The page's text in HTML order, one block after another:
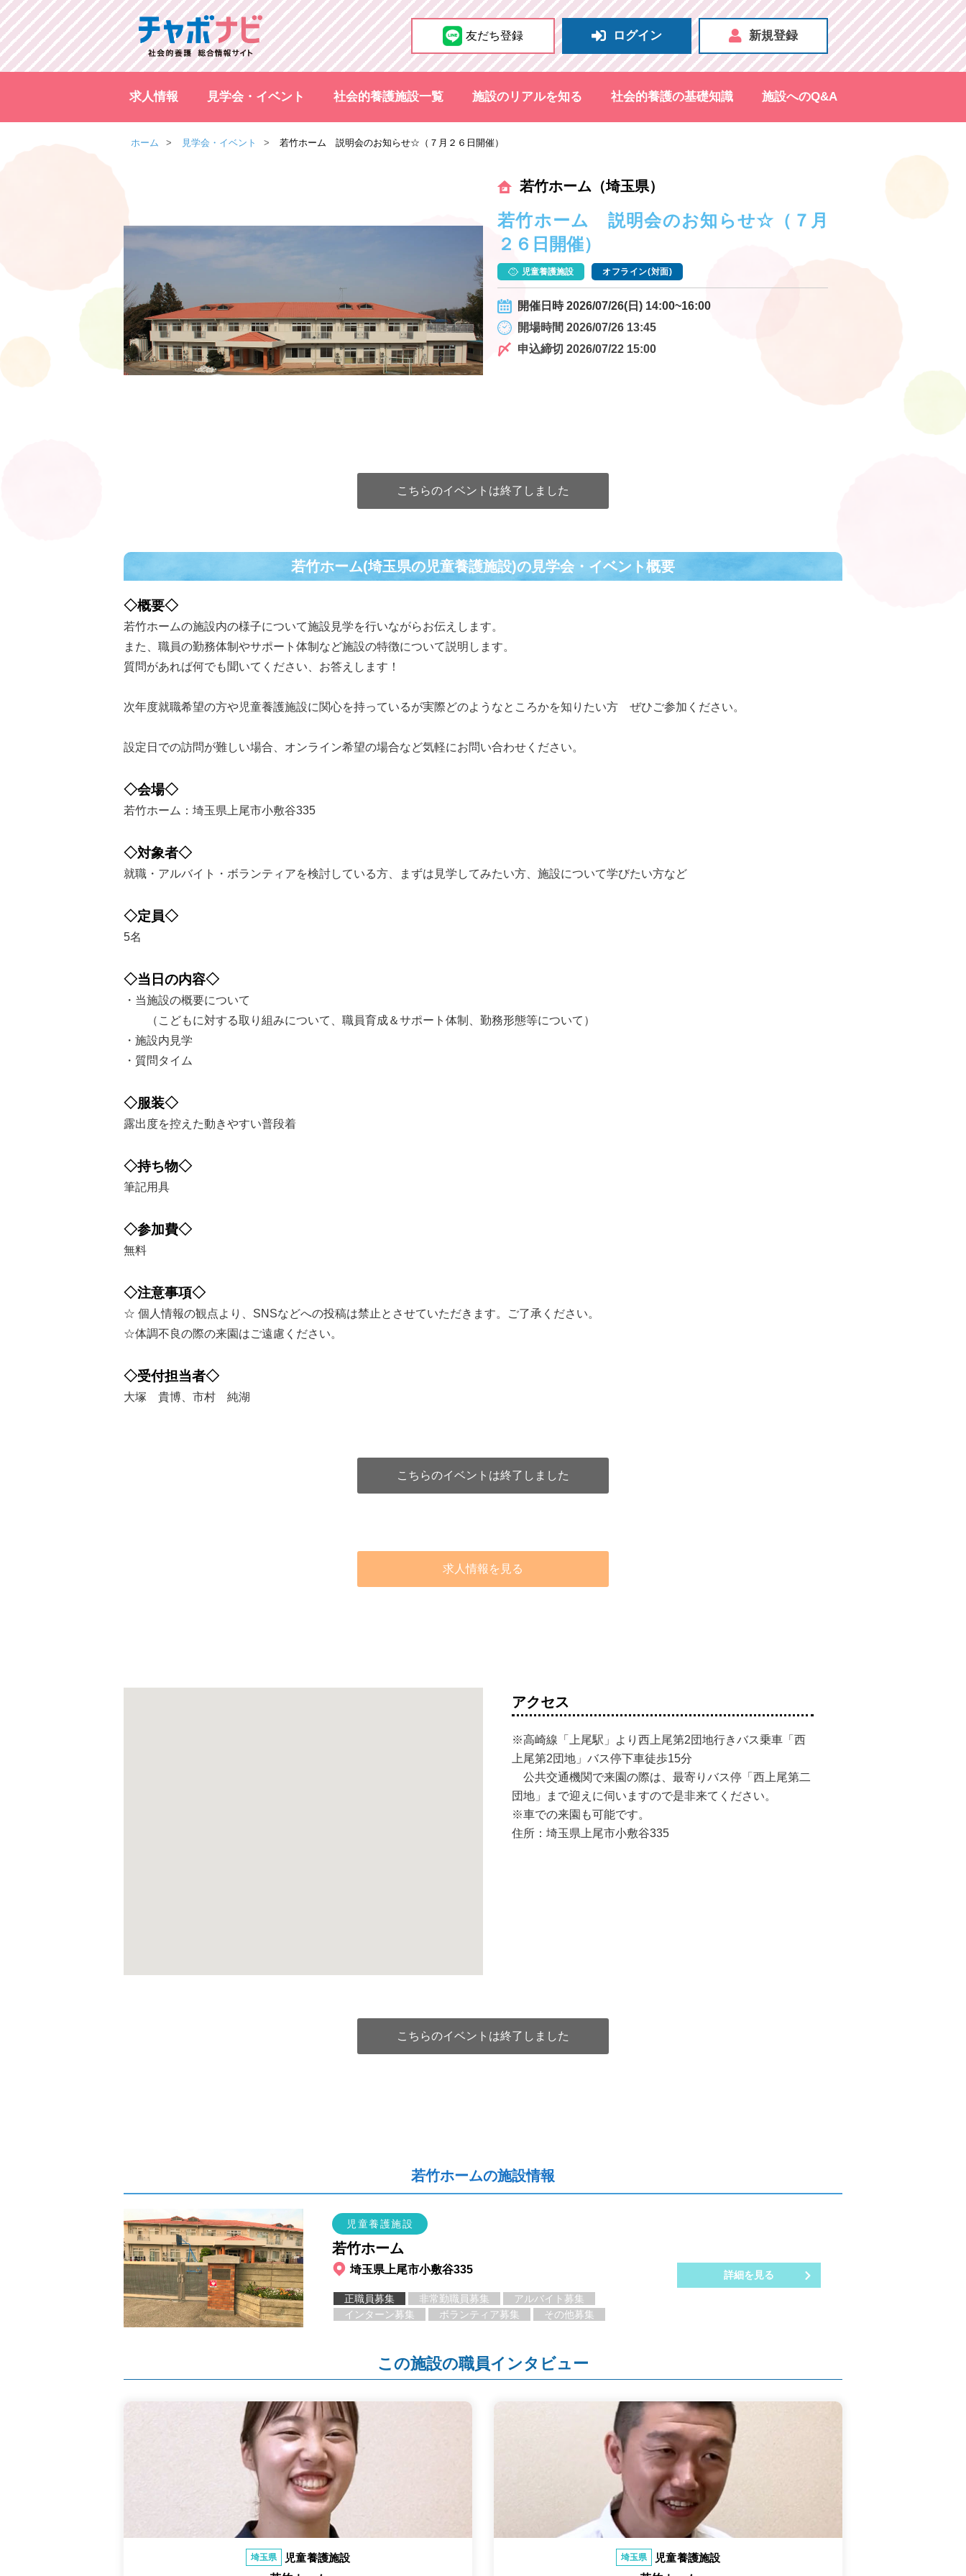
友だち登録 ログイン 新規登録
求人情報 見学会・イベント 社会的養護施設一覧 施設のリアルを知る 社会的養護の基礎知識 施設へのQ&A
ホーム 見学会・イベント 若竹ホーム 説明会のお知らせ☆（７月２６日開催）
若竹ホーム（埼玉県）
若竹ホーム 説明会のお知らせ☆（７月
２６日開催）
児童養護施設 オフライン(対面)
開催日時 2026/07/26(日) 14:00~16:00
開場時間 2026/07/26 13:45
申込締切 2026/07/22 15:00
こちらのイベントは終了しました
若竹ホーム(埼玉県の児童養護施設)の⾒学会・イベント概要
◇概要◇
若竹ホームの施設内の様子について施設見学を行いながらお伝えします。
また、職員の勤務体制やサポート体制など施設の特徴について説明します。
質問があれば何でも聞いてください、お答えします！
次年度就職希望の方や児童養護施設に関心を持っているが実際どのようなところかを知りたい方 ぜひご参加ください。
設定日での訪問が難しい場合、オンライン希望の場合など気軽にお問い合わせください。
◇会場◇
若竹ホーム：埼玉県上尾市小敷谷335
◇対象者◇
就職・アルバイト・ボランティアを検討している方、まずは見学してみたい方、施設について学びたい方など
◇定員◇
5名
◇当日の内容◇
・当施設の概要について
（こどもに対する取り組みについて、職員育成＆サポート体制、勤務形態等について）
・施設内見学
・質問タイム
◇服装◇
露出度を控えた動きやすい普段着
◇持ち物◇
筆記用具
◇参加費◇
無料
◇注意事項◇
☆ 個人情報の観点より、SNSなどへの投稿は禁止とさせていただきます。ご了承ください。
☆体調不良の際の来園はご遠慮ください。
◇受付担当者◇
大塚 貴博、市村 純湖
こちらのイベントは終了しました
求人情報を見る
アクセス
※高崎線「上尾駅」より西上尾第2団地行きバス乗車「西
上尾第2団地」バス停下車徒歩15分
公共交通機関で来園の際は、最寄りバス停「西上尾第二
団地」まで迎えに伺いますので是非来てください。
※車での来園も可能です。
住所：埼玉県上尾市小敷谷335
こちらのイベントは終了しました
若竹ホームの施設情報
児童養護施設
若竹ホーム
埼玉県上尾市小敷谷335
正職員募集 非常勤職員募集
アルバイト募集
インターン募集
ボランティア募集 その他募集
詳細を見る
この施設の職員インタビュー
埼玉県
児童養護施設
埼玉県
児童養護施設